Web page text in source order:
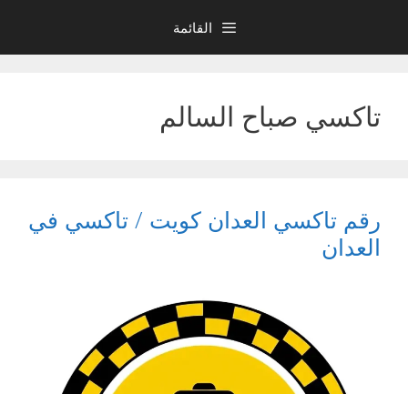
المحتوى
القائمة
تاكسي صباح السالم
رقم تاكسي العدان كويت / تاكسي في
العدان